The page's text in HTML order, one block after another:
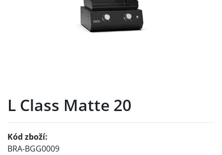
L Class Matte 20
Kód zboží:
BRA-BGG0009